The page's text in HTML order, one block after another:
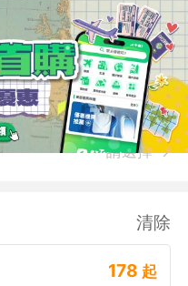
請選擇
清除
178 起